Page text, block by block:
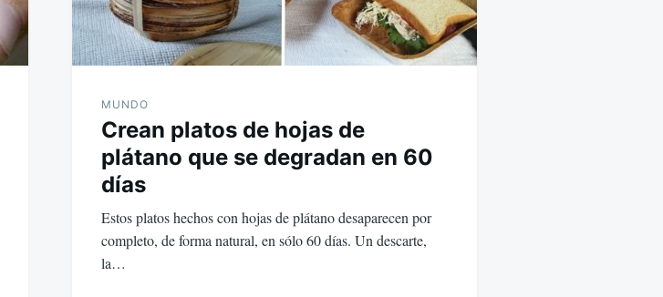
MUNDO
Crean platos de hojas de
plátano que se degradan en 60
días
Estos platos hechos con hojas de plátano desaparecen por
completo, de forma natural, en sólo 60 días. Un descarte,
la…